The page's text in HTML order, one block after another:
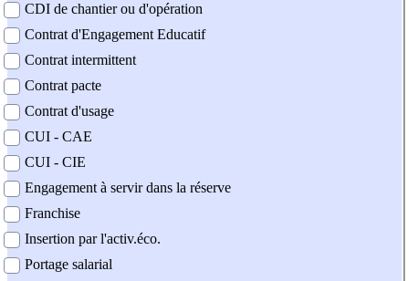
CDI de chantier ou d'opération
Contrat d'Engagement Educatif
Contrat intermittent
Contrat pacte
Contrat d'usage
CUI - CAE
CUI - CIE
Engagement à servir dans la réserve
Franchise
Insertion par l'activ.éco.
Portage salarial